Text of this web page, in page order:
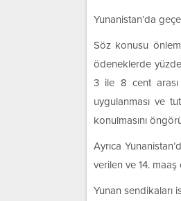
Yunanistan’da
Söz konusu
ödeneklerde yüzde
3 ile 8 cent
uygulanması ve
konulmasını
Ayrıca
verilen ve 14.
Yunan sendikaları